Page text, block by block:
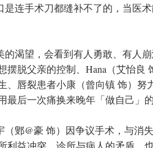
是连手术刀都缝补不了的，当医
的渴望，会看到有人勇敢、有人
摆脱父亲的控制、Hana（艾怡良
、唇裂患者小康（曾向镇 饰）
最后一次痛换来晚年「做自己」
鄋@豪 饰）因争议手术，与消
利益冲突，诊所与病人的矛盾，